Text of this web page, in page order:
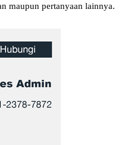
maupun pertanyaan lainnya.